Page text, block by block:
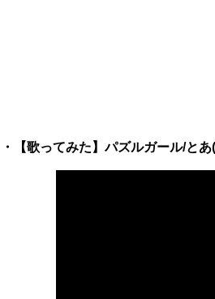
・【歌ってみた】パズルガール/と